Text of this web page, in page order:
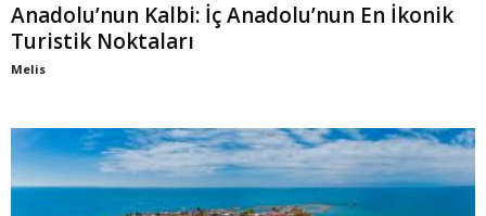
Anadolu’nun Kalbi: İç Anadolu’nun En İkonik
Turistik Noktaları
Melis